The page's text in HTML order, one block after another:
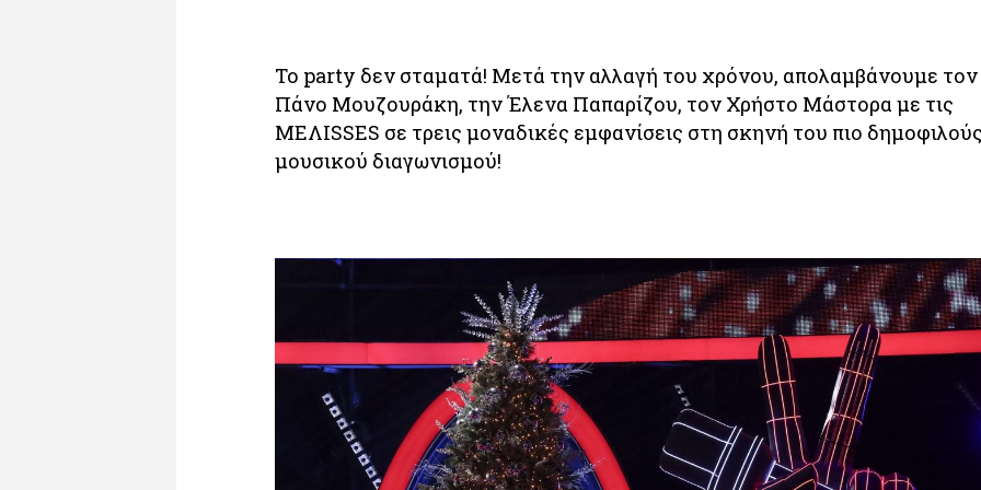
Το party δεν σταματά! Μετά την αλλαγή του χρόνου, απολαμβάνουμε τον
Πάνο Μουζουράκη, την Έλενα Παπαρίζου, τον Χρήστο Μάστορα με τις
ΜΕΛΙSSES σε τρεις μοναδικές εμφανίσεις στη σκηνή του πιο
μουσικού διαγωνισμού!